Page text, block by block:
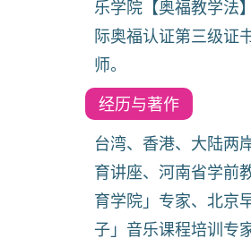
乐学院【奥福教学法
际奥福认证第三级证
师。
经历与著作
台湾、香港、大陆两
育讲座、河南省学前
育学院」专家、北京
子」音乐课程培训专